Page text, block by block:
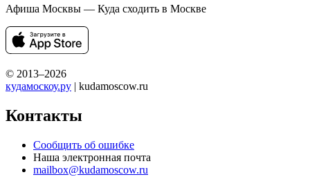
Афиша Москвы — Куда сходить в Москве
© 2013–2026
кудамоскоу.ру | kudamoscow.ru
Контакты
Сообщить об ошибке
Наша электронная почта
mailbox@kudamoscow.ru